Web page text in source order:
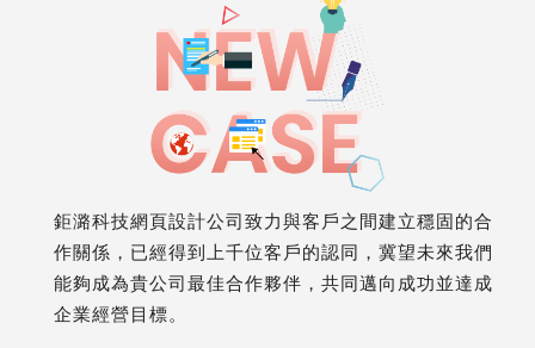
鉅潞科技網頁設計公司致力與客戶之間建立穩固的合
作關係，已經得到上千位客戶的認同，冀望未來我們
能夠成為貴公司最佳合作夥伴，共同邁向成功並達成
企業經營目標。